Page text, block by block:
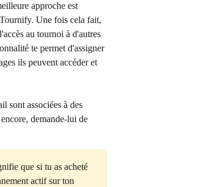
approche est
Une fois cela fait,
au tournoi à d'autres
te permet d'assigner
ils peuvent accéder et
sont associées à des
demande-lui de
que si tu as acheté
actif sur ton